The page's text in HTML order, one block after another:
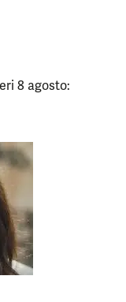
8 agosto: